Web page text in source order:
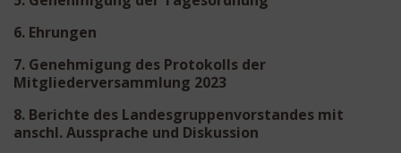
6. Ehrungen
7. Genehmigung des Protokolls der
Mitgliederversammlung 2023
8. Berichte des Landesgruppenvorstandes mit
anschl. Aussprache und Diskussion